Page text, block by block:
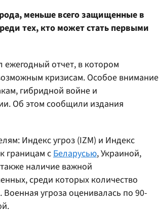
меньше всего защищенные в
тех, кто может стать первыми
ежегодный отчет, в котором
кризисам. Особое внимание
гибридной войне и
Об этом сообщили издания
Индекс угроз (IZM) и Индекс
границам с Беларусью, Украиной,
наличие важной
среди которых количество
угроза оценивалась по 90-